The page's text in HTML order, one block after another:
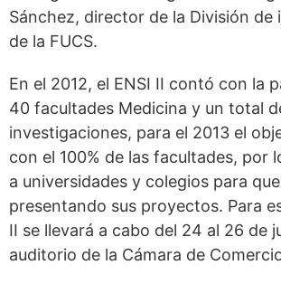
Sánchez, director de la División de
de la FUCS.
En el 2012, el ENSI II contó con la
40 facultades Medicina y un total
investigaciones, para el 2013 el
con el 100% de las facultades, por
a universidades y colegios para
presentando sus proyectos. Para
II se llevará a cabo del 24 al 26 de
auditorio de la Cámara de